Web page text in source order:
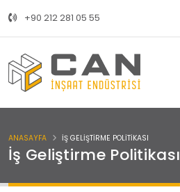
+90 212 281 05 55
İş Geliştirme Politikası
ANASAYFA İŞ GELIŞTIRME POLITIKASI